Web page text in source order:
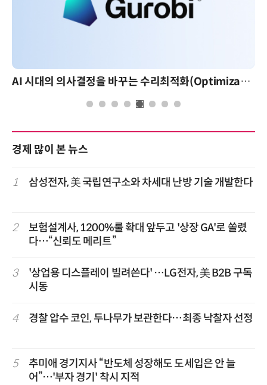
AI 시대의 의사결정을 바꾸는 수리최적화(Optimization): 실제 산업 적용 사례와 활용 전략 AI 핀옵스 실전 세미나: 폭증하
경제 많이 본 뉴스
1 삼성전자, 美 국립연구소와 차세대 난방 기술 개발한다
2
보험설계사, 1200%룰 확대 앞두고 '상장 GA'로 쏠렸
다…“신뢰도 메리트”
3
'상업용 디스플레이 빌려쓴다' …LG전자, 美 B2B 구독
시동
4 경찰 압수 코인, 두나무가 보관한다…최종 낙찰자 선정
5
추미애 경기지사 “반도체 성장해도 도세입은 안 늘
어”…'부자 경기' 착시 지적